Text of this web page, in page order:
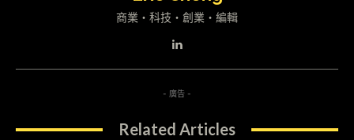
商業・科技・創業・編輯
- 廣告 -
Related Articles